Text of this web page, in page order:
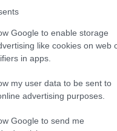
Google to enable storage
like cookies on web
in apps.
my user data to be sent to
advertising purposes.
Google to send me
použiť akú maltu?
ktoré vám ušetria čas v